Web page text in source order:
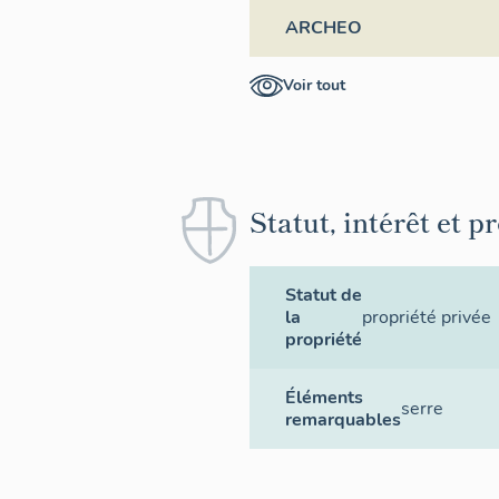
ARCHEO
Voir tout
Statut, intérêt et
Statut de
la
propriété
propriété privée
Éléments
remarquablesserre